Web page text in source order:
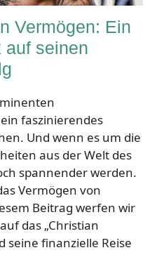
Vermögen: Ein
auf seinen
faszinierendes
Und wenn es um die
aus der Welt des
spannender werden.
Vermögen von
Beitrag werfen wir
das „Christian
seine finanzielle Reise